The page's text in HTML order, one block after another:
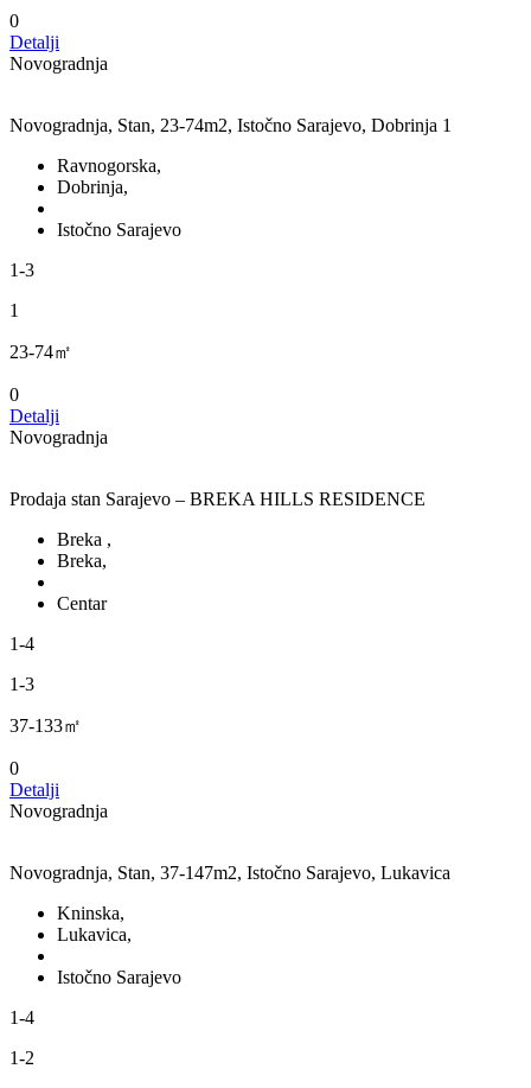
0
Detalji
Novogradnja
Novogradnja, Stan, 23-74m2, Istočno Sarajevo, Dobrinja 1
Ravnogorska,
Dobrinja,
Istočno Sarajevo
1-3
1
23-74㎡
0
Detalji
Novogradnja
Prodaja stan Sarajevo – BREKA HILLS RESIDENCE
Breka ,
Breka,
Centar
1-4
1-3
37-133㎡
0
Detalji
Novogradnja
Novogradnja, Stan, 37-147m2, Istočno Sarajevo, Lukavica
Kninska,
Lukavica,
Istočno Sarajevo
1-4
1-2